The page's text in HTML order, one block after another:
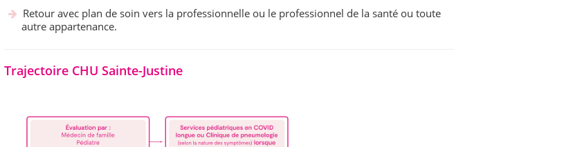
Retour avec plan de soin vers la professionnelle ou le professionnel de la santé ou toute
autre appartenance.
Trajectoire CHU Sainte-Justine